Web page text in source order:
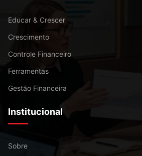
Educar & Crescer
Crescimento
Controle Financeiro
Ferramentas
Gestão Financeira
Institucional
Sobre